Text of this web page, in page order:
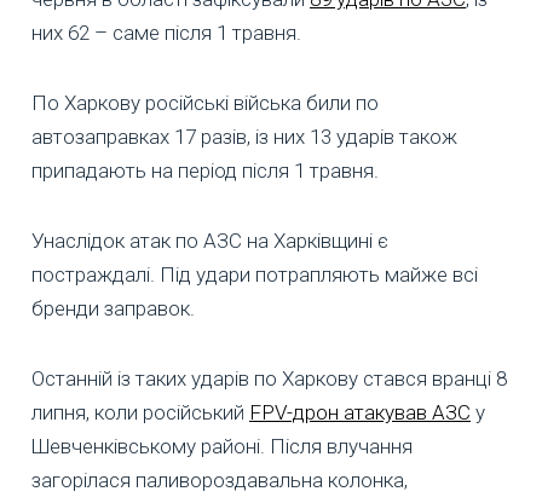
них 62 – саме після 1 травня.
По Харкову російські війська били по
автозаправках 17 разів, із них 13 ударів також
припадають на період після 1 травня.
Унаслідок атак по АЗС на Харківщині є
постраждалі. Під удари потрапляють майже всі
бренди заправок.
Останній із таких ударів по Харкову стався вранці 8
липня, коли російський FPV-дрон атакував АЗС у
Шевченківському районі. Після влучання
загорілася паливороздавальна колонка,